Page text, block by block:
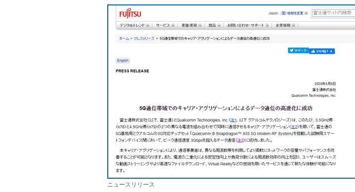
ニュースリリース